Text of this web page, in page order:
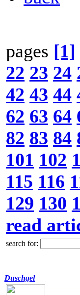
pages [1]
22 23 24
42 43 44
62 63 64
82 83 84
101 102
115 116
129 130
read
search for:
Duschgel